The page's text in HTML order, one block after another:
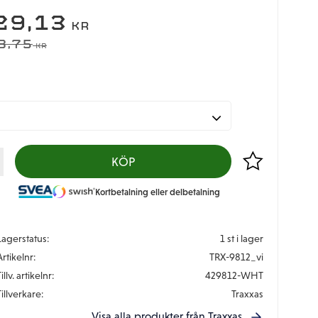
PRIS:
KR
PRIS:
KR
KÖP Lägg till i
Kortbetalning eller delbetalning
1 st i lager
TRX-9812_vi
artikelnr
429812-WHT
Traxxas